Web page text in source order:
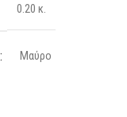
0.20 κ.
Μαύρο